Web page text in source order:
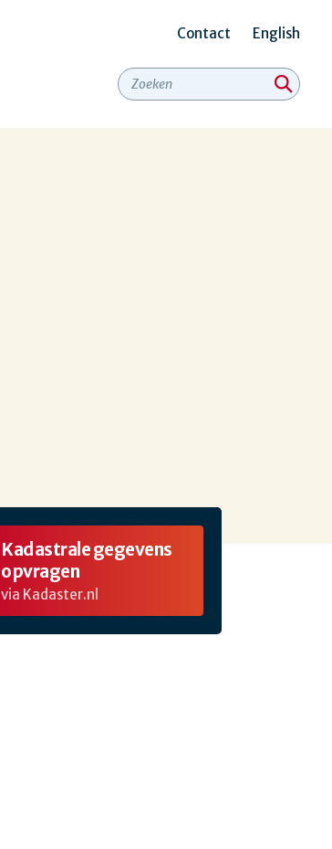
Secundair
menu
Contact English
Kadastrale gegevens
opvragen
via Kadaster.nl